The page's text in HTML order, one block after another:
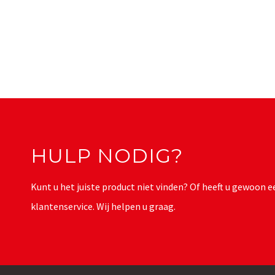
HULP NODIG?
Kunt u het juiste product niet vinden? Of heeft u gewoon
klantenservice. Wij helpen u graag.